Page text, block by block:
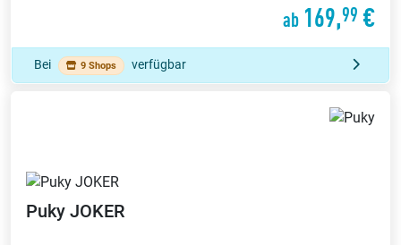
ab 169,99 €
Bei 9 Shops verfügbar
Puky JOKER